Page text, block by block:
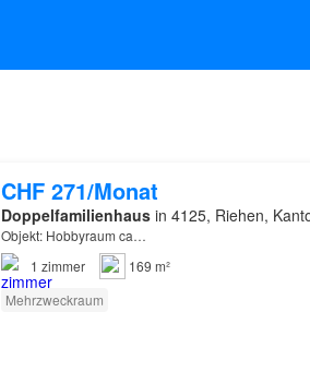
CHF 271/Monat
Doppelfamilienhausin 4125, Riehen,
Objekt: Hobbyraum ca…
1 zimmer
169 m²
Mehrzweckraum